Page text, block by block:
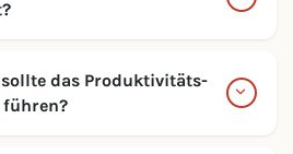
das Produktivitäts-